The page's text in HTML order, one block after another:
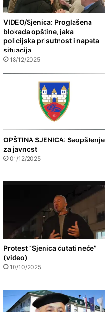
VIDEO/Sjenica: Proglašena
blokada opštine, jaka
policijska prisutnost i napeta
situacija
18/12/2025
OPŠTINA SJENICA: Saopštenje
za javnost
01/12/2025
Protest “Sjenica ćutati neće”
(video)
10/10/2025